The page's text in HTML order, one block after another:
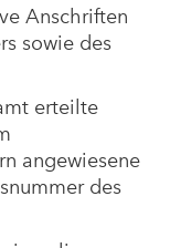
Anschriften
sowie des
erteilte
angewiesene
des